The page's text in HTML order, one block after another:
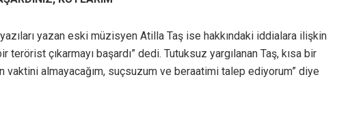
yazan eski müzisyen Atilla Taş ise hakkındaki iddialara ilişkin
terörist çıkarmayı başardı” dedi. Tutuksuz yargılanan Taş, kısa bir
vaktini almayacağım, suçsuzum ve beraatimi talep ediyorum” diye